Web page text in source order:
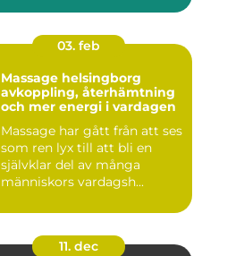
03. feb
Massage helsingborg
avkoppling, återhämtning
och mer energi i vardagen
Massage har gått från att ses
som ren lyx till att bli en
självklar del av många
människors vardagsh...
11. dec